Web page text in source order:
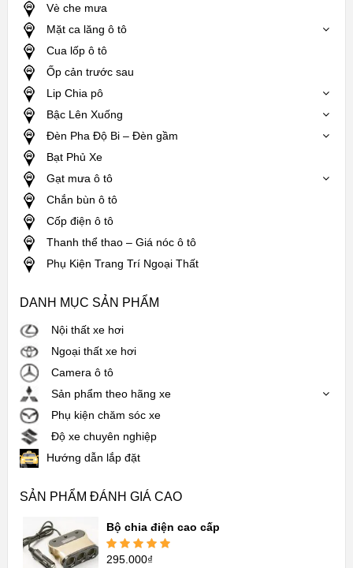
Vè che mưa
Mặt ca lăng ô tô
Cua lốp ô tô
Ốp cản trước sau
Lip Chia pô
Bậc Lên Xuống
Đèn Pha Độ Bi – Đèn gầm
Bạt Phủ Xe
Gạt mưa ô tô
Chắn bùn ô tô
Cốp điện ô tô
Thanh thể thao – Giá nóc ô tô
Phụ Kiện Trang Trí Ngoại Thất
DANH MỤC SẢN PHẨM
Nội thất xe hơi
Ngoại thất xe hơi
Camera ô tô
Sản phẩm theo hãng xe
Phụ kiện chăm sóc xe
Độ xe chuyên nghiệp
Hướng dẫn lắp đặt
SẢN PHẨM ĐÁNH GIÁ CAO
Bộ chia điện cao cấp
Được xếp
295.000₫